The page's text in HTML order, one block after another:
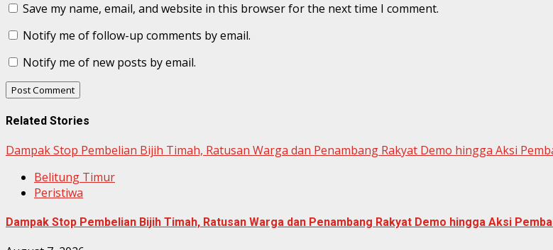
Save my name, email, and website in this browser for the next time I comment.
Notify me of follow-up comments by email.
Notify me of new posts by email.
Related Stories
Dampak Stop Pembelian Bijih Timah, Ratusan Warga dan Penambang Rakyat Demo hingga Aksi
Belitung Timur
Peristiwa
Dampak Stop Pembelian Bijih Timah, Ratusan Warga dan Penambang Rakyat Demo hingga Aksi